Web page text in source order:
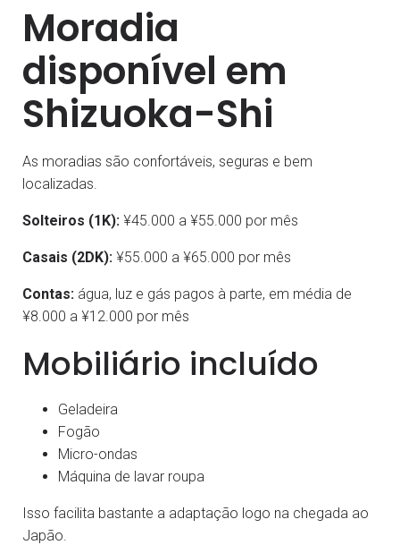
Moradia
disponível em
Shizuoka-Shi
As moradias são confortáveis, seguras e bem
localizadas.
Solteiros (1K): ¥45.000 a ¥55.000 por mês
Casais (2DK): ¥55.000 a ¥65.000 por mês
Contas: água, luz e gás pagos à parte, em média de
¥8.000 a ¥12.000 por mês
Mobiliário incluído
Geladeira
Fogão
Micro-ondas
Máquina de lavar roupa
Isso facilita bastante a adaptação logo na chegada ao
Japão.